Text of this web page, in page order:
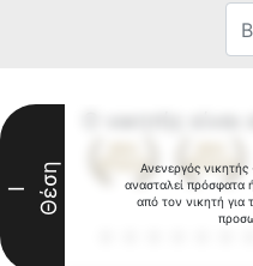
Ανενεργός νικητής
ανασταλεί πρόσφατα
από τον νικητή για
I Θέση